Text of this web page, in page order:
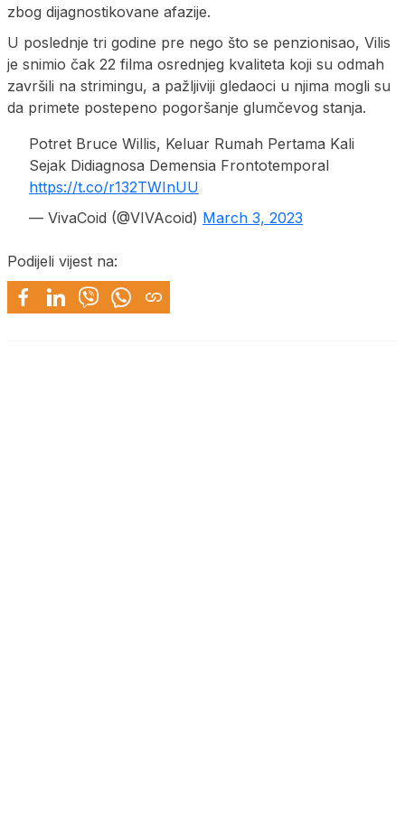
zbog dijagnostikovane afazije.
U poslednje tri godine pre nego što se penzionisao, Vilis
je snimio čak 22 filma osrednjeg kvaliteta koji su odmah
završili na strimingu, a pažljiviji gledaoci u njima mogli su
da primete postepeno pogoršanje glumčevog stanja.
Potret Bruce Willis, Keluar Rumah Pertama Kali
Sejak Didiagnosa Demensia Frontotemporal
https://t.co/r132TWInUU
— VivaCoid (@VIVAcoid) March 3, 2023
Podijeli vijest na: